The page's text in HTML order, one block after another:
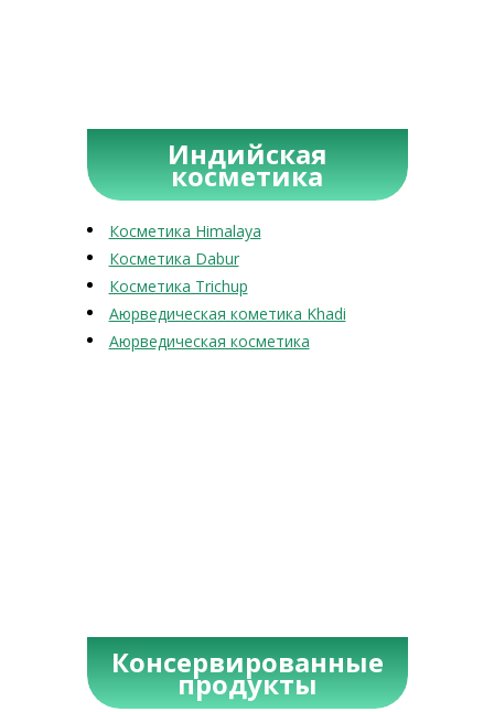
Индийская
косметика
Косметика Himalaya
Косметика Dabur
Косметика Trichup
Аюрведическая кометика Khadi
Аюрведическая косметика
Консервированные
продукты